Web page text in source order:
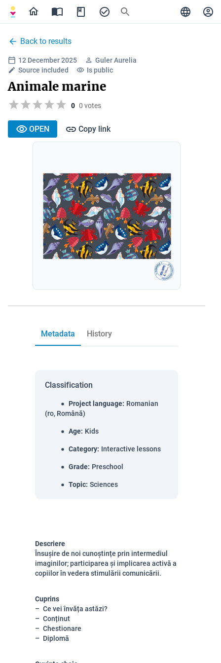
Back to results
12 December 2025
Guler Aurelia
Source included
Is public
Animale marine
0 0 votes
OPEN Copy link
Metadata History
Classification
Project language: Romanian
(ro, Română)
Age: Kids
Category: Interactive lessons
Grade: Preschool
Topic: Sciences
Descriere
Însușire de noi cunoștințe prin intermediul
imaginilor; participarea și implicarea activă a
copiilor în vedera stimulării comunicării.
Cuprins
Ce vei învăța astăzi?
Conținut
Chestionare
Diplomă